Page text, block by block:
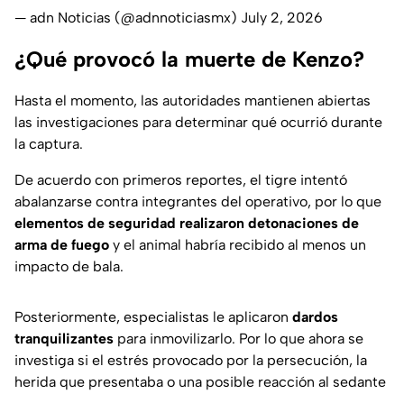
— adn Noticias (@adnnoticiasmx) July 2, 2026
¿Qué provocó la muerte de Kenzo?
Hasta el momento, las autoridades mantienen abiertas
las investigaciones para determinar qué ocurrió durante
la captura.
De acuerdo con primeros reportes, el tigre intentó
abalanzarse contra integrantes del operativo, por lo que
elementos de seguridad realizaron detonaciones de
arma de fuego y el animal habría recibido al menos un
impacto de bala.
Posteriormente, especialistas le aplicaron dardos
tranquilizantes para inmovilizarlo. Por lo que ahora se
investiga si el estrés provocado por la persecución, la
herida que presentaba o una posible reacción al sedante